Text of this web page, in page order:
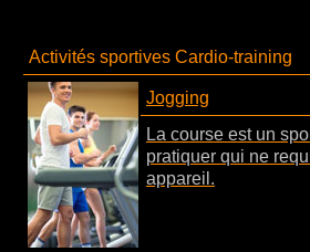
Activités sportives Cardio-training
Jogging
La course est un
pratiquer qui ne
appareil.